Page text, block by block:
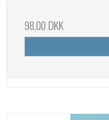
98,00 DKK